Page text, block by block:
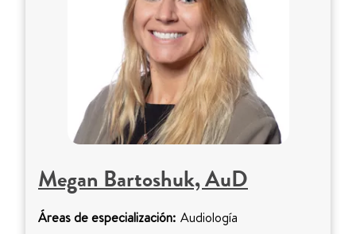
Megan Bartoshuk, AuD
Áreas de especialización: Audiología